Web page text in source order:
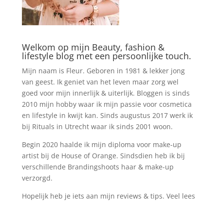
Welkom op mijn Beauty, fashion &
lifestyle blog met een persoonlijke touch.
Mijn naam is Fleur. Geboren in 1981 & lekker jong
van geest. Ik geniet van het leven maar zorg wel
goed voor mijn innerlijk & uiterlijk. Bloggen is sinds
2010 mijn hobby waar ik mijn passie voor cosmetica
en lifestyle in kwijt kan. Sinds augustus 2017 werk ik
bij Rituals in Utrecht waar ik sinds 2001 woon.
Begin 2020 haalde ik mijn diploma voor make-up
artist bij de House of Orange. Sindsdien heb ik bij
verschillende Brandingshoots haar & make-up
verzorgd.
Hopelijk heb je iets aan mijn reviews & tips. Veel lees